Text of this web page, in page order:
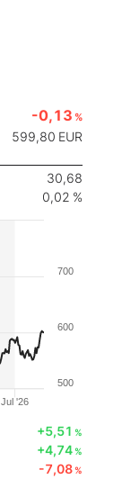
-0,13 %
599,80 EUR
30,68
0,02 %
Jul '26
500
600
700
+5,51 %
+4,74%
-7,08%